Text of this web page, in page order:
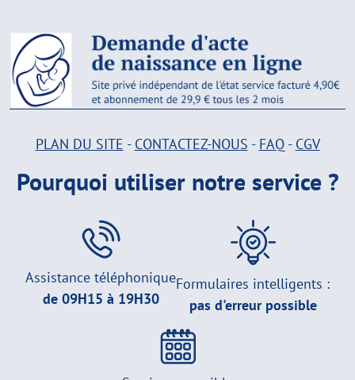
PLAN DU SITE - CONTACTEZ-NOUS - FAQ- CGV
Pourquoi utiliser notre service ?
Assistance téléphonique
de 09H15 à 19H30
Formulaires intelligents :
pas d'erreur possible